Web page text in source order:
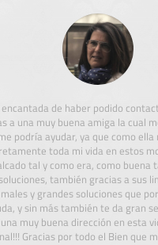
encantada de haber podido
a una muy buena amiga la cual
podría ayudar, ya que como ella
toda mi vida en estos
tal y como era, como buena
también gracias a sus
y grandes soluciones que
y sin más también te da gran
muy buena dirección en esta
Gracias por todo el Bien que